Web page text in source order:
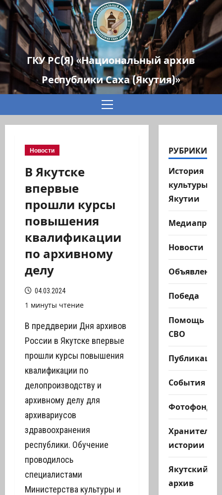
ГКУ РС(Я) «Национальный архив
Республики Саха (Якутия)»
Основное
Новости
В Якутске
впервые
прошли курсы
повышения
квалификации
по архивному
делу
04.03.2024
1 минуты чтение
В преддверии Дня архивов
России в Якутске впервые
прошли курсы повышения
квалификации по
делопроизводству и
архивному делу для
архивариусов
здравоохранения
республики. Обучение
проводилось
специалистами
Министерства культуры и
РУБРИКИ
История
культуры
Якутии
Новости
Объявления
Победа
Помощь
СВО
Публикации
События
Фотофонд
Хранители
истории
Якутский
архив